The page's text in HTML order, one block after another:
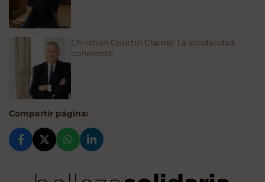
Christian Courtin Clarins: La solidaridad
coherente
Compartir página: